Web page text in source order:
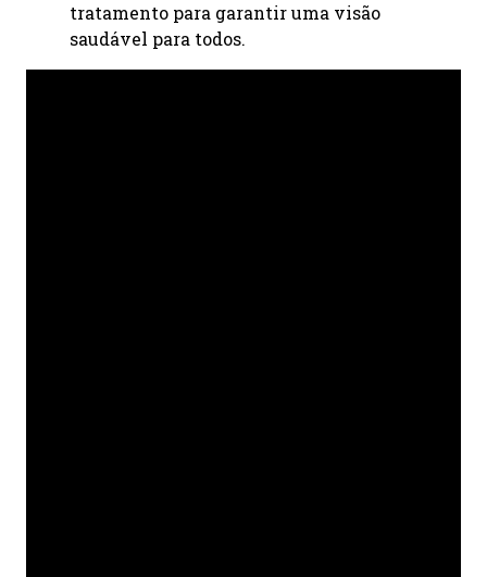
tratamento para garantir uma visão
saudável para todos.